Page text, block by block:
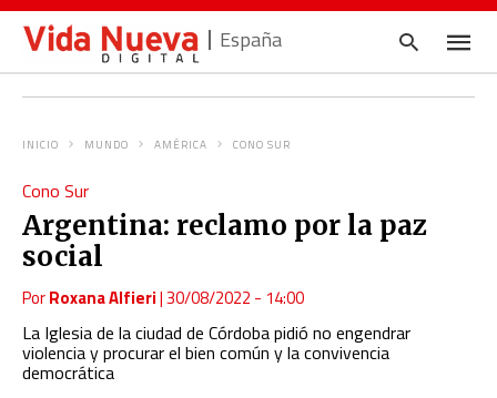
España
INICIO MUNDO AMÉRICA CONO SUR
Cono Sur
Argentina: reclamo por la paz
social
PorRoxana Alfieri|30/08/2022 - 14:00
La Iglesia de la ciudad de Córdoba pidió no engendrar
violencia y procurar el bien común y la convivencia
democrática